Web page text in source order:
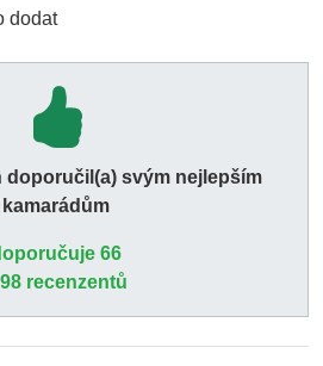
dodat
doporučil(a) svým nejlepším
kamarádům
66
recenzentů